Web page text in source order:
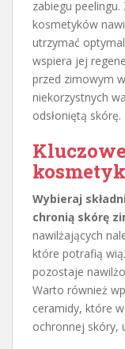
zabiegu
kosmetyków
utrzymać
wspiera jej
przed zimowym
niekorzystnych
odsłoniętą skórę.
Wybieraj
chronią skórę
nawilżających
które potrafią
pozostaje
Warto również
ceramidy, które
ochronnej skóry,